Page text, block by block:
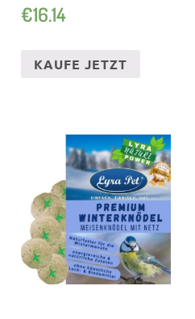
€16.14
KAUFE JETZT